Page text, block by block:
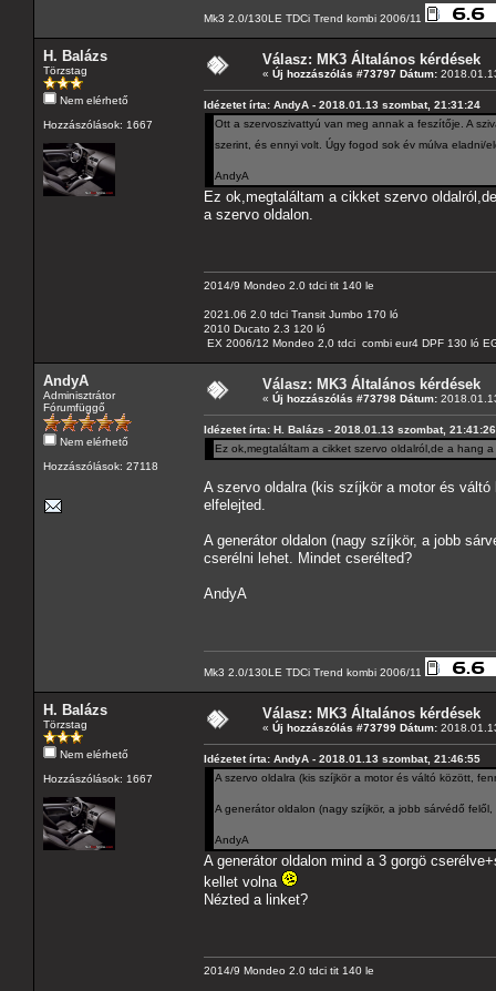
Mk3 2.0/130LE TDCi Trend kombi 2006/11
H. Balázs
Törzstag
Nem elérhető
Hozzászólások: 1667
Válasz: MK3 Általános kérdések
« Új hozzászólás #73797 Dátum:
Idézetet írta: AndyA - 2018.01.13 szombat, 21:31:24
Ott a szervoszivattyú van meg annak a feszítője. A
szerint, és ennyi volt. Úgy fogod sok év múlva
AndyA
Ez ok,megtaláltam a cikket szervo
a szervo oldalon.
2014/9 Mondeo 2.0 tdci tit 140 le
2021.06 2.0 tdci Transit Jumbo 170 ló
2010 Ducato 2.3 120 ló
EX 2006/12 Mondeo 2,0 tdci combi eur4 DPF 130 ló
AndyA
Adminisztrátor
Fórumfüggő
Nem elérhető
Hozzászólások: 27118
Válasz: MK3 Általános kérdések
« Új hozzászólás #73798 Dátum:
Idézetet írta: H. Balázs - 2018.01.13 szombat, 21:41:26
Ez ok,megtaláltam a cikket szervo oldalról,de a hang
A szervo oldalra (kis szíjkör a motor és
elfelejted.
A generátor oldalon (nagy szíjkör, a jobb
cserélni lehet. Mindet cserélted?
AndyA
Mk3 2.0/130LE TDCi Trend kombi 2006/11
H. Balázs
Törzstag
Nem elérhető
Hozzászólások: 1667
Válasz: MK3 Általános kérdések
« Új hozzászólás #73799 Dátum:
Idézetet írta: AndyA - 2018.01.13 szombat, 21:46:55
A szervo oldalra (kis szíjkör a motor és váltó között,
A generátor oldalon (nagy szíjkör, a jobb sárvédő
AndyA
A generátor oldalon mind a 3 gorgö
kellet volna
Nézted a linket?
2014/9 Mondeo 2.0 tdci tit 140 le